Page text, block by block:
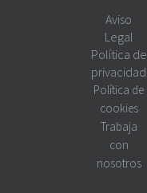
Aviso
Legal
Política de
privacidad
Política de
cookies
Trabaja
con
nosotros